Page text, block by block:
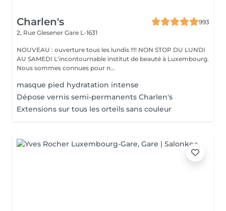
Charlen's
993
2, Rue Glesener Gare L-1631
NOUVEAU : ouverture tous les lundis !!!! NON STOP DU LUNDI
AU SAMEDI L'incontournable institut de beauté à Luxembourg.
Nous sommes connues pour n...
masque pied hydratation intense
Dépose vernis semi-permanents Charlen's
Extensions sur tous les orteils sans couleur